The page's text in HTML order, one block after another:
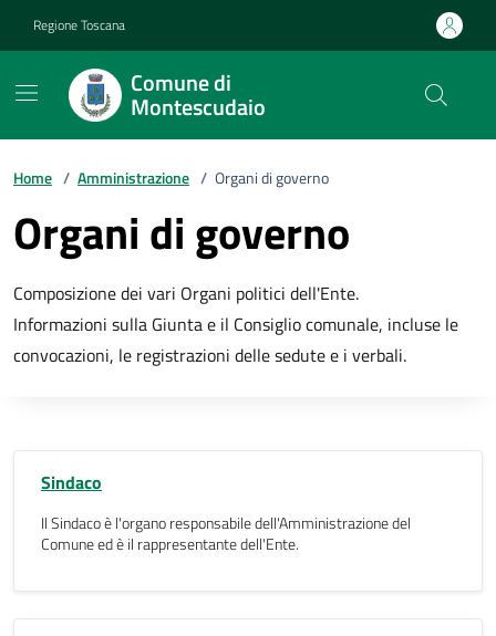
Regione Toscana
Comune di
Montescudaio
Home / Amministrazione / Organi di governo
Organi di governo
Composizione dei vari Organi politici dell'Ente.
Informazioni sulla Giunta e il Consiglio comunale, incluse le
convocazioni, le registrazioni delle sedute e i verbali.
Sindaco
Il Sindaco è l'organo responsabile dell'Amministrazione del
Comune ed è il rappresentante dell'Ente.